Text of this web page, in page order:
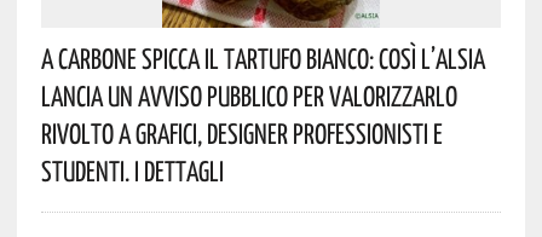
A Carbone Spicca Il Tartufo Bianco: Così L’Alsia
Lancia Un Avviso Pubblico Per Valorizzarlo
Rivolto A Grafici, Designer Professionisti E
Studenti. I Dettagli